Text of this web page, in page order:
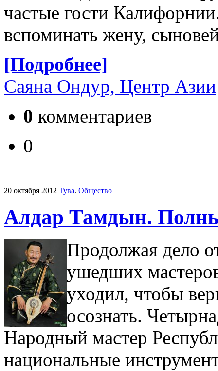
частые гости
вспоминать жену,
[Подробнее]
Саяна Ондур, Центр Азии
0 комментариев
0
20 октября 2012 Тува. Общество
Алдар Тамдын.
Продолжая дело
ушедших
уходил, чтобы
осознать.
Народный мастер
национальные